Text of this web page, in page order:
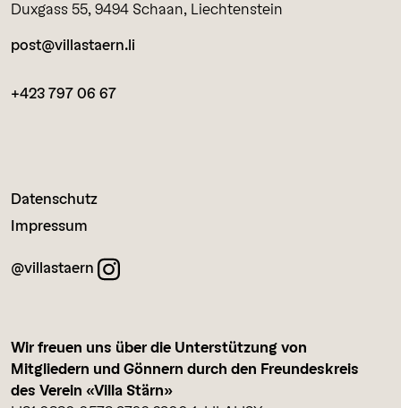
Duxgass 55, 9494 Schaan, Liechtenstein
post@villastaern.li
+423 797 06 67
Datenschutz
Impressum
@villastaern
Wir freuen uns über die Unterstützung von
Mitgliedern und Gönnern durch den Freundeskreis
des Verein «Villa Stärn»